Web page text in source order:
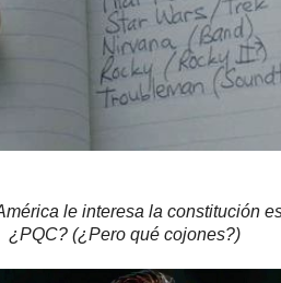
le interesa la constitución
¿PQC? (¿Pero qué cojones?)